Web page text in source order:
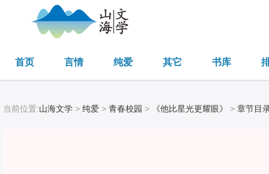
首页 言情 纯爱 其它 书库
当前位置:山海文学 > 纯爱 > 青春校园 > 《他比星光更耀眼》 > 章节目